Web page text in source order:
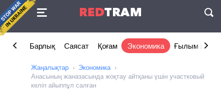
REDTRAM
Келісімі
Барлық Саясат Қоғам Экономика Ғылым және
Жаңалықтар
Экономика
Анасының жаназасында жоқтау айтқаны үшін участковый
келіп айыппұл салған